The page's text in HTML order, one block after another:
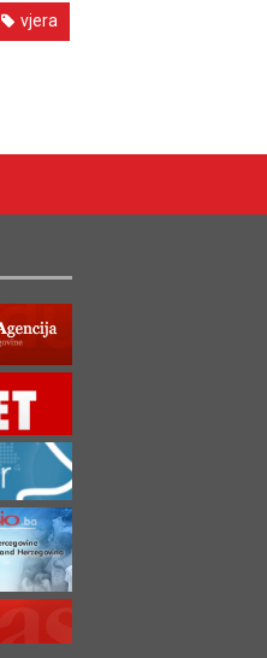
vjera